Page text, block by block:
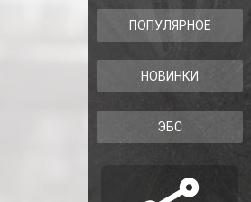
ПОПУЛЯРНОЕ
НОВИНКИ
ЭБС